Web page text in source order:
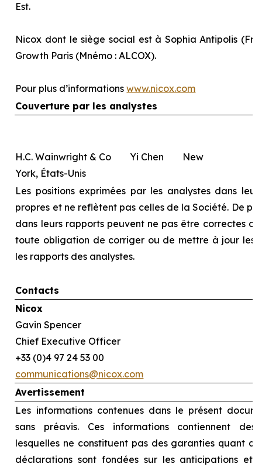
Est.
Nicox dont le siège social est à Sophia Antipolis
Growth Paris (Mnémo : ALCOX).
Pour plus d’informationswww.nicox.com
Couverture par les analystes
H.C. Wainwright & Co Yi Chen New
York, États-Unis
Les positions exprimées par les analystes dans
propres et ne reflètent pas celles de la Société. De
dans leurs rapports peuvent ne pas être correctes
toute obligation de corriger ou de mettre à jour les
les rapports des analystes.
Contacts
Nicox
Gavin Spencer
Chief Executive Officer
+33 (0)4 97 24 53 00
communications@nicox.com
Avertissement
Les informations contenues dans le présent
sans préavis. Ces informations contiennent des
lesquelles ne constituent pas des garanties quant
déclarations sont fondées sur les anticipations et